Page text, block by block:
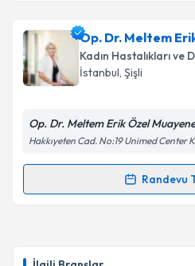
Op. Dr. Meltem
Kadın Hastalıkları ve
İstanbul, Şişli
Op. Dr. Meltem Erik Özel
Hakkıyeten Cad. No:19 Unimed Center
Randevu
Randevu Takvimi